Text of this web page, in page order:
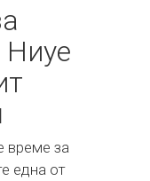
време за
една от